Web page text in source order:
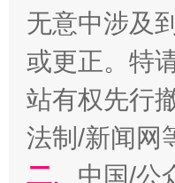
揭开“小金库”
无意中涉及
或更正。特
站有权先行
法制/新闻网
二、 中国/公